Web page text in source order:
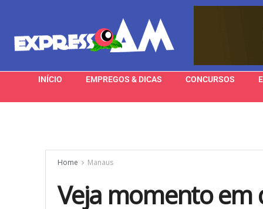
INÍCIO EMPREGOS & DICAS CONCURSOS
Home Manaus
Veja momento em